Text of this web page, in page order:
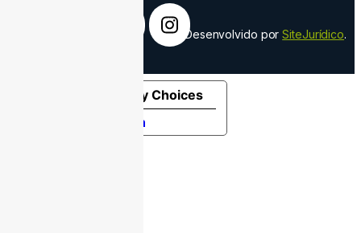
Desenvolvido porSiteJurídico.
Notice at collection
Your Privacy Choices